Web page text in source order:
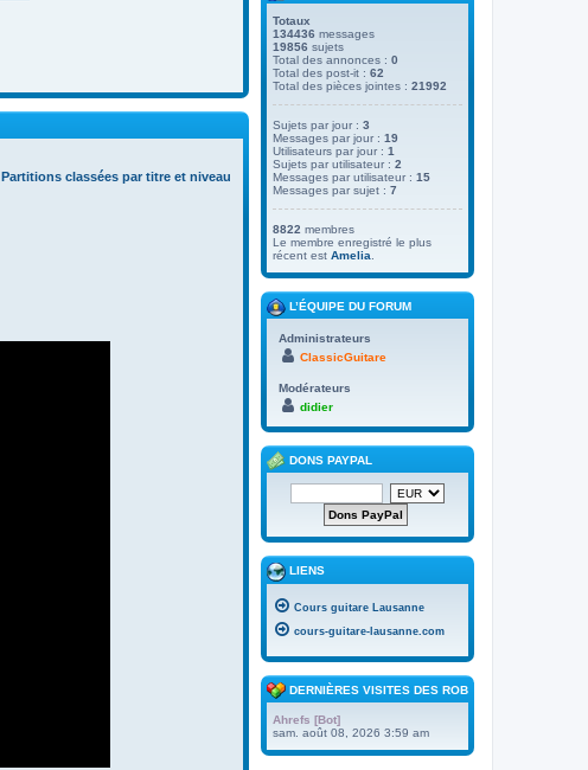
Partitions classées par titre et niveau
Totaux
134436 messages
19856 sujets
Total des annonces : 0
Total des post-it : 62
Total des pièces jointes : 21992
Sujets par jour : 3
Messages par jour : 19
Utilisateurs par jour : 1
Sujets par utilisateur : 2
Messages par utilisateur : 15
Messages par sujet : 7
8822 membres
Le membre enregistré le plus
récent est Amelia
L’ÉQUIPE DU FORUM
Administrateurs
ClassicGuitare
Modérateurs
didier
DONS PAYPAL
LIENS
Cours guitare Lausanne
cours-guitare-lausanne.com
DERNIÈRES VISITES DES ROBOTS
Ahrefs [Bot]
sam. août 08, 2026 3:59 am